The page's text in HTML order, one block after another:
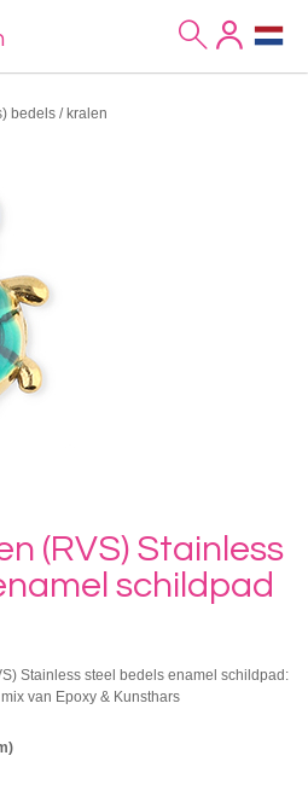
bedels / kralen
(RVS) Stainless
schildpad
Stainless steel bedels enamel schildpad:
van Epoxy & Kunsthars